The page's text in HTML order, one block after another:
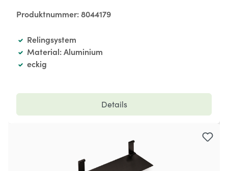
Produktnummer:8044179
Relingsystem
Material: Aluminium
eckig
Details